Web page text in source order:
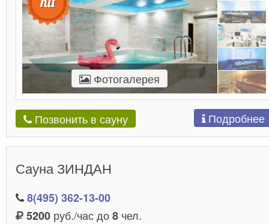
Фотогалерея
Позвонить в сауну Подробнее
Сауна ЗИНДАН
8(495) 362-13-00
5200 руб./час до8 чел.